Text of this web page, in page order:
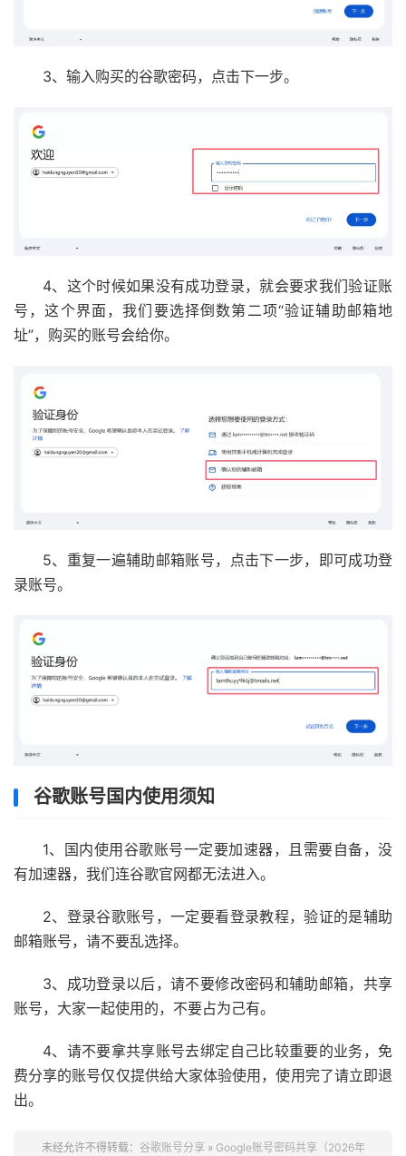
3、输入购买的谷歌密码，点击下一步。
4、这个时候如果没有成功登录，就会要求我们验证账
号，这个界面，我们要选择倒数第二项“验证辅助邮箱地
址”，购买的账号会给你。
5、重复一遍辅助邮箱账号，点击下一步，即可成功登
录账号。
谷歌账号国内使用须知
1、国内使用谷歌账号一定要加速器，且需要自备，没
有加速器，我们连谷歌官网都无法进入。
2、登录谷歌账号，一定要看登录教程，验证的是辅助
邮箱账号，请不要乱选择。
3、成功登录以后，请不要修改密码和辅助邮箱，共享
账号，大家一起使用的，不要占为己有。
4、请不要拿共享账号去绑定自己比较重要的业务，免
费分享的账号仅仅提供给大家体验使用，使用完了请立即退
出。
未经允许不得转载： 谷歌账号分享 » Google账号密码共享（2026年